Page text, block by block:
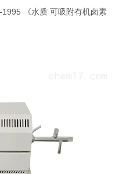
《水质 可吸附有机卤素